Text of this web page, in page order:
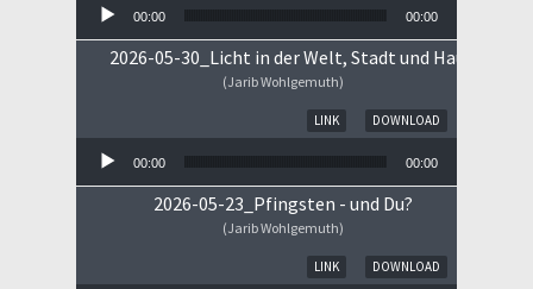
00:00 00:00
2026-05-30_Licht in der Welt, Stadt und Haus
(Jarib Wohlgemuth)
DOWNLOAD
LINK
00:00 00:00
2026-05-23_Pfingsten - und Du?
(Jarib Wohlgemuth)
DOWNLOAD
LINK